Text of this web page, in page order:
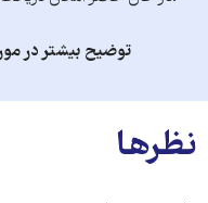
توضیح بیشتر در
نظرها